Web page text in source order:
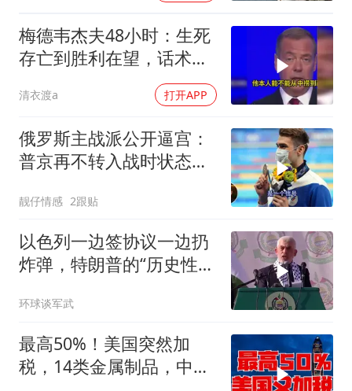
梅德韦杰夫48小时：生死
存亡到胜利在望，话术变
清衣渡a 打开APP
俄罗斯主战派公开逼宫：
普京再不转入战时状态，
靓仔情感 2跟贴
以色列一边签协议一边扔
炸弹，特朗普的“历史性协
环球谈军武
最高50%！美国突然加
税，14类金属制品，中国